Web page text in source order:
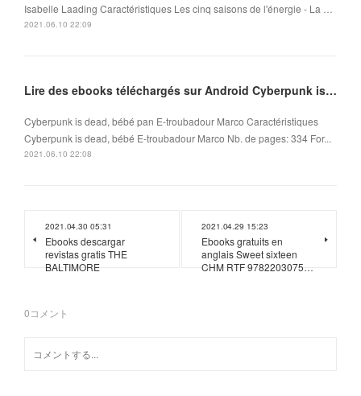
Isabelle Laading Caractéristiques Les cinq saisons de l'énergie - La …
2021.06.10 22:09
Lire des ebooks téléchargés sur Android Cyberpunk is dead, bébé
Cyberpunk is dead, bébé pan E-troubadour Marco Caractéristiques
Cyberpunk is dead, bébé E-troubadour Marco Nb. de pages: 334 For...
2021.06.10 22:08
2021.04.30 05:31
Ebooks descargar
revistas gratis THE
BALTIMORE
2021.04.29 15:23
Ebooks gratuits en
anglais Sweet sixteen
CHM RTF 9782203075…
0コメント